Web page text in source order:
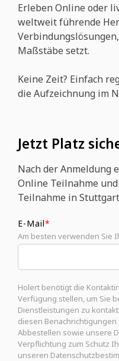
Erleben Online oder
weltweit führende
Maßstäbe setzt.
Keine Zeit? Einfach
die Aufzeichnung im
Jetzt Platz
Nach der Anmeldung
Online Teilnahme
Teilnahme in Stuttgart
E-Mail*
Am besten verwenden Sie
Holert benötigt die
Verfügung stellen, um Sie
Dienstleistungen zu
diesen
Abbestellen sowie unsere
Verpflichtung zum Schutz
unseren